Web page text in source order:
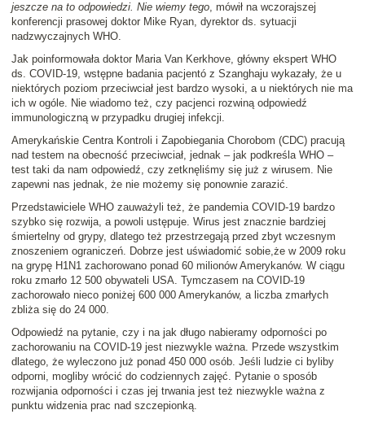
jeszcze na to odpowiedzi. Nie wiemy tego, mówił na wczorajszej
konferencji prasowej doktor Mike Ryan, dyrektor ds. sytuacji
nadzwyczajnych WHO.
Jak poinformowała doktor Maria Van Kerkhove, główny ekspert WHO
ds. COVID-19, wstępne badania pacjentó z Szanghaju wykazały, że u
niektórych poziom przeciwciał jest bardzo wysoki, a u niektórych nie ma
ich w ogóle. Nie wiadomo też, czy pacjenci rozwiną odpowiedź
immunologiczną w przypadku drugiej infekcji.
Amerykańskie Centra Kontroli i Zapobiegania Chorobom (CDC) pracują
nad testem na obecność przeciwciał, jednak – jak podkreśla WHO –
test taki da nam odpowiedź, czy zetknęliśmy się już z wirusem. Nie
zapewni nas jednak, że nie możemy się ponownie zarazić.
Przedstawiciele WHO zauważyli też, że pandemia COVID-19 bardzo
szybko się rozwija, a powoli ustępuje. Wirus jest znacznie bardziej
śmiertelny od grypy, dlatego też przestrzegają przed zbyt wczesnym
znoszeniem ograniczeń. Dobrze jest uświadomić sobie,że w 2009 roku
na grypę H1N1 zachorowano ponad 60 milionów Amerykanów. W ciągu
roku zmarło 12 500 obywateli USA. Tymczasem na COVID-19
zachorowało nieco poniżej 600 000 Amerykanów, a liczba zmarłych
zbliża się do 24 000.
Odpowiedź na pytanie, czy i na jak długo nabieramy odporności po
zachorowaniu na COVID-19 jest niezwykle ważna. Przede wszystkim
dlatego, że wyleczono już ponad 450 000 osób. Jeśli ludzie ci byliby
odporni, mogliby wrócić do codziennych zajęć. Pytanie o sposób
rozwijania odporności i czas jej trwania jest też niezwykle ważna z
punktu widzenia prac nad szczepionką.